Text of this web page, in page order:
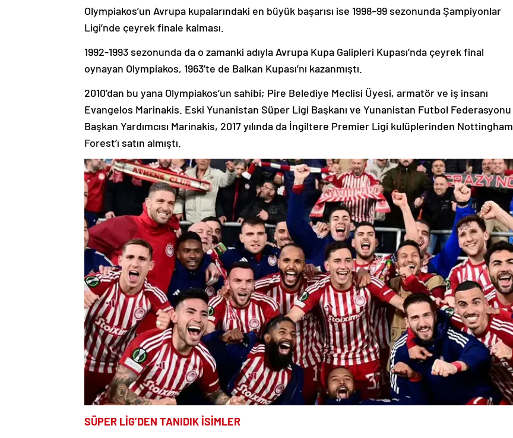
Olympiakos’un Avrupa kupalarındaki en büyük başarısı ise 1998–99 sezonunda Şampiyonlar
Ligi’nde çeyrek finale kalması.
1992-1993 sezonunda da o zamanki adıyla Avrupa Kupa Galipleri Kupası’nda çeyrek final
oynayan Olympiakos, 1963’te de Balkan Kupası’nı kazanmıştı.
2010’dan bu yana Olympiakos’un sahibi; Pire Belediye Meclisi Üyesi, armatör ve iş insanı
Evangelos Marinakis. Eski Yunanistan Süper Ligi Başkanı ve Yunanistan Futbol Federasyonu
Başkan Yardımcısı Marinakis, 2017 yılında da İngiltere Premier Ligi kulüplerinden Nottingham
Forest’ı satın almıştı.
SÜPER LİG’DEN TANIDIK İSİMLER